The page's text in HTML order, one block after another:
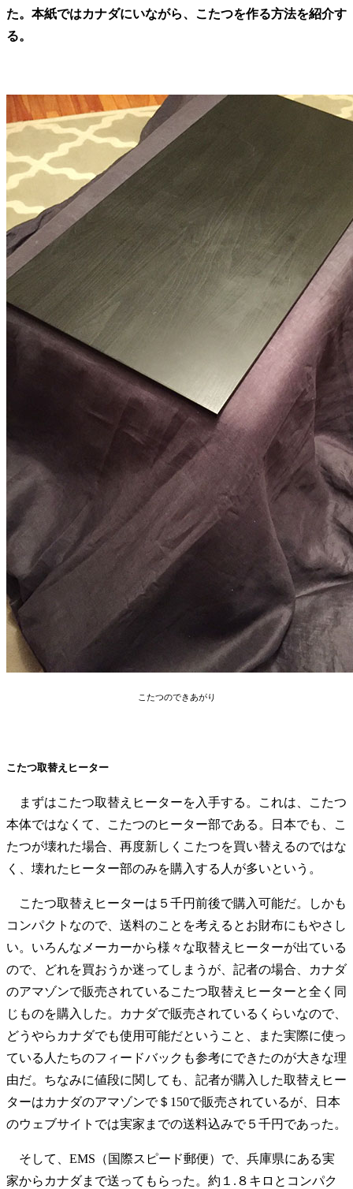
た。本紙ではカナダにいながら、こたつを作る方法を紹介す
る。
こたつのできあがり
こたつ取替えヒーター
まずはこたつ取替えヒーターを入手する。これは、こたつ
本体ではなくて、こたつのヒーター部である。日本でも、こ
たつが壊れた場合、再度新しくこたつを買い替えるのではな
く、壊れたヒーター部のみを購入する人が多いという。
こたつ取替えヒーターは５千円前後で購入可能だ。しかも
コンパクトなので、送料のことを考えるとお財布にもやさし
い。いろんなメーカーから様々な取替えヒーターが出ている
ので、どれを買おうか迷ってしまうが、記者の場合、カナダ
のアマゾンで販売されているこたつ取替えヒーターと全く同
じものを購入した。カナダで販売されているくらいなので、
どうやらカナダでも使用可能だということ、また実際に使っ
ている人たちのフィードバックも参考にできたのが大きな理
由だ。ちなみに値段に関しても、記者が購入した取替えヒー
ターはカナダのアマゾンで＄150で販売されているが、日本
のウェブサイトでは実家までの送料込みで５千円であった。
そして、EMS（国際スピード郵便）で、兵庫県にある実
家からカナダまで送ってもらった。約１.８キロとコンパク